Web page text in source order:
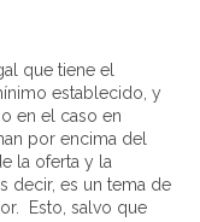
que tiene el
establecido, y
en el caso en
por encima del
la oferta y la
decir, es un tema de
Esto, salvo que